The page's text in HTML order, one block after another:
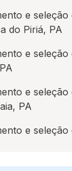
e seleção
do Piriá, PA
e seleção
e seleção
PA
e seleção